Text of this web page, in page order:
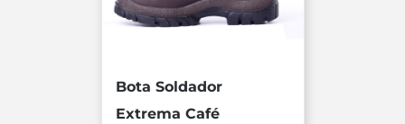
Bota Soldador
Extrema Café